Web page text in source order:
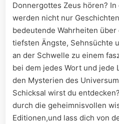
Donnergottes Zeus ‌hören?⁤
werden nicht nur
bedeutende Wahrheiten
tiefsten Ängste, Sehnsüchte
an der Schwelle zu einem
bei dem jedes Wort ‌und jede
den Mysterien des​
Schicksal wirst​ du⁢
durch die‍ geheimnisvollen
Editionen,und lass ‌dich von